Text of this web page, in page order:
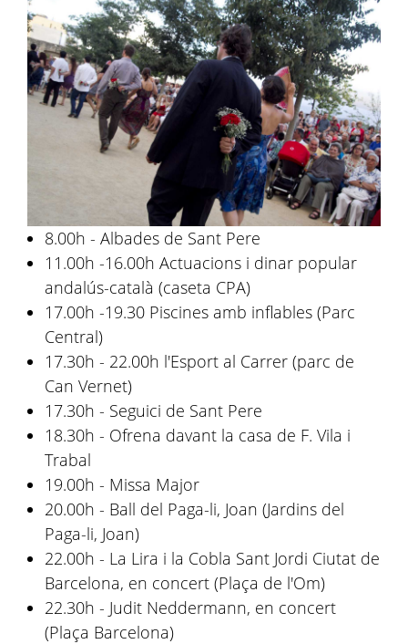
8.00h - Albades de Sant Pere
11.00h -16.00h Actuacions i dinar popular
andalús-català (caseta CPA)
17.00h -19.30 Piscines amb inflables (Parc
Central)
17.30h - 22.00h l'Esport al Carrer (parc de
Can Vernet)
17.30h - Seguici de Sant Pere
18.30h - Ofrena davant la casa de F. Vila i
Trabal
19.00h - Missa Major
20.00h - Ball del Paga-li, Joan (Jardins del
Paga-li, Joan)
22.00h - La Lira i la Cobla Sant Jordi Ciutat de
Barcelona, en concert (Plaça de l'Om)
22.30h - Judit Neddermann, en concert
(Plaça Barcelona)